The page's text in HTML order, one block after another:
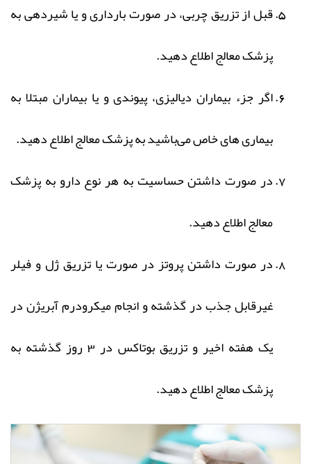
قبل از تزریق چربی، در صورت بارداری و یا شیردهی به
پزشک معالج اطلاع دهید.
اگر جزء بیماران دیالیزی، پیوندی و یا بیماران مبتلا به
بیماری های خاص می‌باشید به پزشک معالج اطلاع دهید.
در صورت داشتن حساسیت به هر نوع دارو به پزشک
معالج اطلاع دهید.
در صورت داشتن پروتز در صورت یا تزریق ژل و فیلر
غیرقابل جذب در گذشته و انجام میکرودرم آبریژن در
یک هفته اخیر و تزریق بوتاکس در 3 روز گذشته به
پزشک معالج اطلاع دهید.